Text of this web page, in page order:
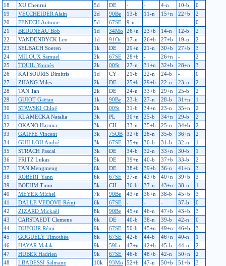
18
XU Chenrui 5d DE - - 4-n 10-b
0
19
VECCHEIDER Alain 2d 90Be 13-b 11-n 15+n 22+b
2
20
FENECH Antoine 5d 67SE 9-n - - -
0
21
BEDUNEAU Bob 1d 34Mo 26+n 23+b 14-n 12-b
2
22
VANDENDYCK Leo 1d 91Or 17-n 26+b 27+b 19-n
2
23
SELBACH Soeren 1k DE 29+n 21-n 30+b 27+b
3
24
MILOUX Samuel 2k 67SE 28+b - 26+n -
2
25
TOUIL Younès 2k 00St 27-n 31+n 32+b 28+n
3
26
KATSOURIS Dimitris 1d CY 21-b 22-n 24-b -
0
27
ZHANG Miles 2k DE 25+b 29+b 22-n 23-n
2
28
TAN Tan 2k DE 24-n 33+b 29+n 25-b
2
29
GUIOT Gaëtan 1k 90Be 23-b 27-n 28-b 31+n
1
30
STAWSKI Chloé 2k 00St 31-b 34+n 23-n 35+n
2
31
KLAMECKA Natalia 3k PL 30+n 25-b 34+n 29-b
2
32
OKANO Haruna 3k CH 33-n 35+b 25-n 34+b
2
33
GAIFFE Vincent 3k 75OB 32+b 28-n 35-b 36+n
2
34
GUILLOU André 3k 67SE 35+n 30-b 31-b 32-n
1
35
STRACH Pascal 3k DE 34-b 32-n 33+n 30-b
1
36
FRITZ Lukas 5k DE 39+n 40-b 37+b 33-b
2
37
TAN Mengmeng 6k DE 38+b 39+b 36-n 41+n
3
38
ROBERT Yann 6k 67SE 37-n 43+b 40+n 39+b
3
39
BOEHM Timo 5k CH 36-b 37-n 43+n 38-n
1
40
MEYER Michel 7k 90Be 43+n 36+n 38-b 45+b
3
41
DALLE VEDOVE Rémi 6k 67SE - - - 37-b
0
42
ZIZARD Mickaël 8k 90Be 45+n 46-n 47+b 43+b
3
43
CARSTAEDT Clemens 6k DE 40-b 38-n 39-b 42-n
0
44
DUFOUR Rémi 9k 67SE 50-b 45+n 49+n 46+b
3
45
GOGUELY Timothée 8k 67SE 42-b 44-b 46+n 40-n
1
46
HAYAR Malak 9k 59Li 47+n 42+b 45-b 44-n
2
47
HUBER Hadrien 9k 67SE 46-b 48+b 42-n 50+n
2
48
LBADESSI Salmane 10k 93Mo 52+b 47-n 50+b 51+b
3